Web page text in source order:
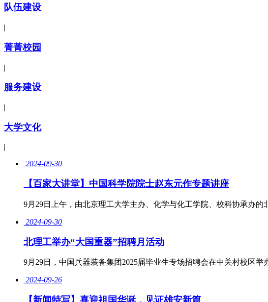
队伍建设
|
菁菁校园
|
服务建设
|
大学文化
|
2024-09-30
【百家大讲堂】中国科学院院士赵东元作专题讲座
​9月29日上午，由北京理工大学主办、化学与化工学院、校科协承办的
2024-09-30
北理工举办“大国重器”招聘月活动
9月29日，中国兵器装备集团2025届毕业生专场招聘会在中关村校区举
2024-09-26
【新闻特写】喜迎祖国华诞，见证雄安新篇